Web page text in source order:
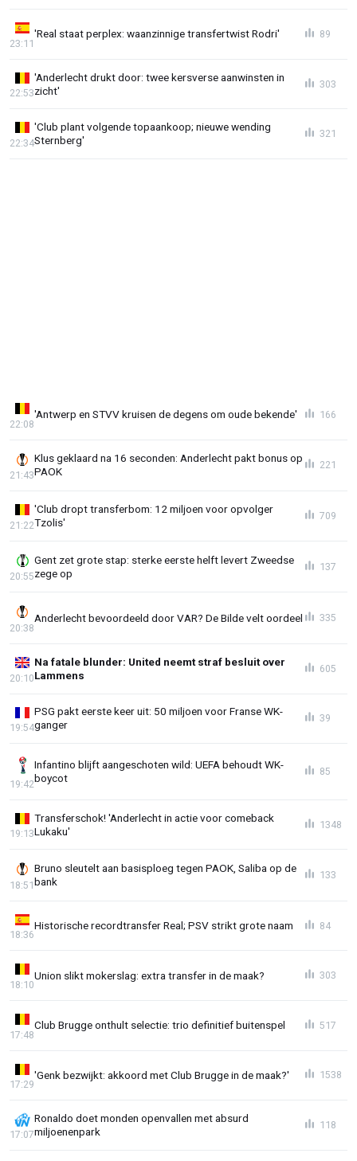
'Real staat perplex: waanzinnige transfertwist Rodri'
23:11
89
'Anderlecht drukt door: twee kersverse aanwinsten in
zicht'
22:53
303
'Club plant volgende topaankoop; nieuwe wending
Sternberg'
22:34
321
'Antwerp en STVV kruisen de degens om oude bekende'
22:08
166
Klus geklaard na 16 seconden: Anderlecht pakt bonus op
PAOK
21:43
221
'Club dropt transferbom: 12 miljoen voor opvolger
Tzolis'
21:22
709
Gent zet grote stap: sterke eerste helft levert Zweedse
zege op
20:55
137
Anderlecht bevoordeeld door VAR? De Bilde velt oordeel
20:38
335
Na fatale blunder: United neemt straf besluit over
Lammens
20:10
605
PSG pakt eerste keer uit: 50 miljoen voor Franse WK-
ganger
19:54
39
Infantino blijft aangeschoten wild: UEFA behoudt WK-
boycot
19:42
85
Transferschok! 'Anderlecht in actie voor comeback
Lukaku'
19:13
1348
Bruno sleutelt aan basisploeg tegen PAOK, Saliba op de
bank
18:51
133
Historische recordtransfer Real; PSV strikt grote naam
18:36
84
Union slikt mokerslag: extra transfer in de maak?
18:10
303
Club Brugge onthult selectie: trio definitief buitenspel
17:48
517
'Genk bezwijkt: akkoord met Club Brugge in de maak?'
17:29
1538
Ronaldo doet monden openvallen met absurd
miljoenenpark
17:07
118